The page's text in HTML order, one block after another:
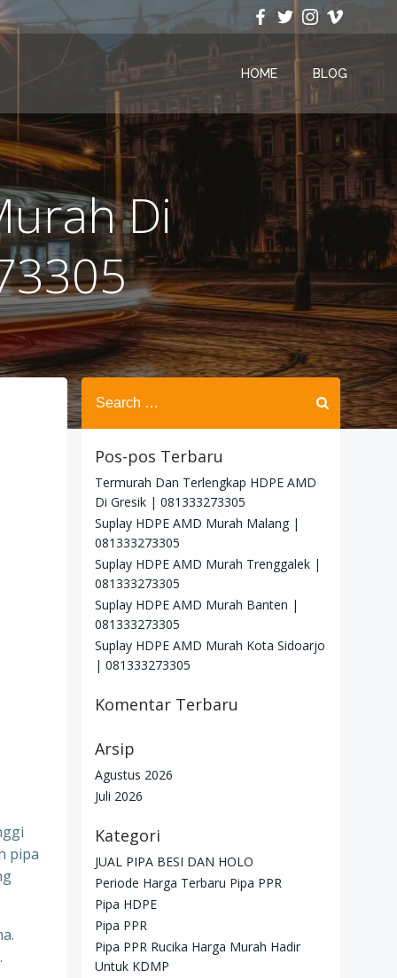
HOME BLOG
Di
pipa
Search
for:
Pos-pos Terbaru
Termurah Dan Terlengkap HDPE AMD
Di Gresik | 081333273305
Suplay HDPE AMD Murah Malang |
081333273305
Suplay HDPE AMD Murah Trenggalek |
081333273305
Suplay HDPE AMD Murah Banten |
081333273305
Suplay HDPE AMD Murah Kota Sidoarjo
| 081333273305
Komentar Terbaru
Arsip
Agustus 2026
Juli 2026
Kategori
JUAL PIPA BESI DAN HOLO
Periode Harga Terbaru Pipa PPR
Pipa HDPE
Pipa PPR
Pipa PPR Rucika Harga Murah Hadir
Untuk KDMP